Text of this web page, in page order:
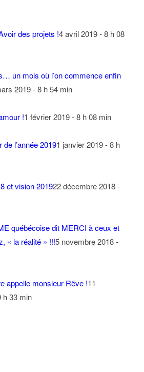
des projets !4 avril 2019 - 8 h 08
un mois où l’on commence enfin
2019 - 8 h 54 min
!1 février 2019 - 8 h 08 min
l’année 20191 janvier 2019 - 8 h
et vision 201922 décembre 2018 -
québécoise dit MERCI à ceux et
« la réalité » !!!5 novembre 2018 -
appelle monsieur Rêve !11
h 33 min